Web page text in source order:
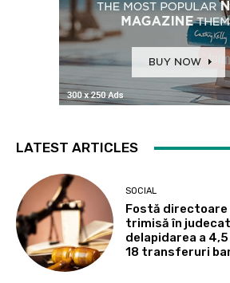
LATEST ARTICLES
SOCIAL
Fostă directoare
trimisă în
delapidarea a
18 transferuri